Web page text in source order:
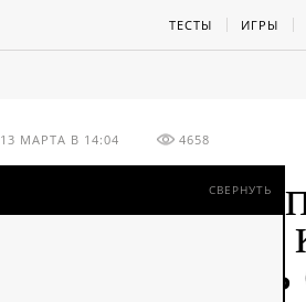
ТЕСТЫ ИГРЫ
СВЕРНУТЬ
13 МАРТА В 14:04 4658
Британский
отказался
перекормить